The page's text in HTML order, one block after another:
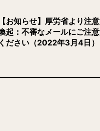
お知らせ】厚労省より注意
起：不審なメールにご注意
ださい（2022年3月4日）